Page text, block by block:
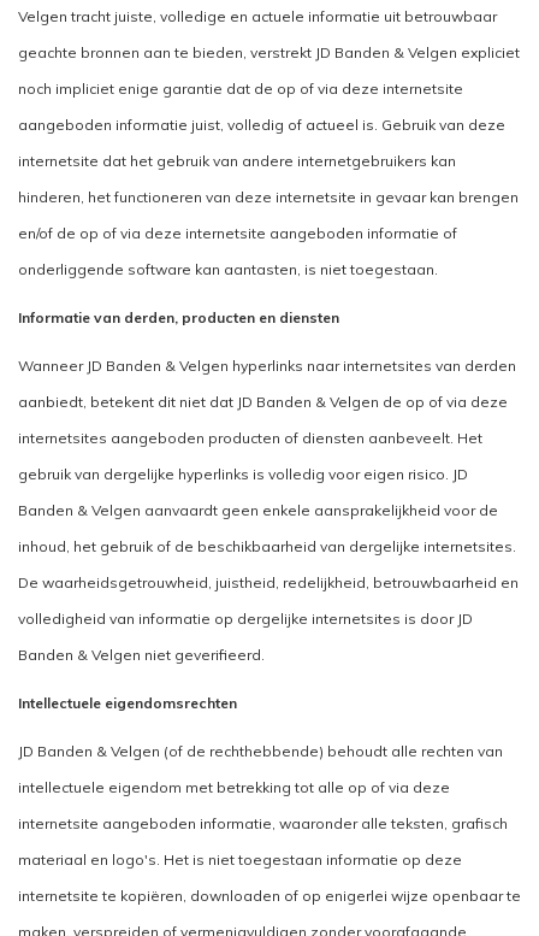
Velgen tracht juiste, volledige en actuele informatie uit betrouwbaar
geachte bronnen aan te bieden, verstrekt JD Banden & Velgen expliciet
noch impliciet enige garantie dat de op of via deze internetsite
aangeboden informatie juist, volledig of actueel is. Gebruik van deze
internetsite dat het gebruik van andere internetgebruikers kan
hinderen, het functioneren van deze internetsite in gevaar kan brengen
en/of de op of via deze internetsite aangeboden informatie of
onderliggende software kan aantasten, is niet toegestaan.
Informatie van derden, producten en diensten
Wanneer JD Banden & Velgen hyperlinks naar internetsites van derden
aanbiedt, betekent dit niet dat JD Banden & Velgen de op of via deze
internetsites aangeboden producten of diensten aanbeveelt. Het
gebruik van dergelijke hyperlinks is volledig voor eigen risico. JD
Banden & Velgen aanvaardt geen enkele aansprakelijkheid voor de
inhoud, het gebruik of de beschikbaarheid van dergelijke internetsites.
De waarheidsgetrouwheid, juistheid, redelijkheid, betrouwbaarheid en
volledigheid van informatie op dergelijke internetsites is door JD
Banden & Velgen niet geverifieerd.
Intellectuele eigendomsrechten
JD Banden & Velgen (of de rechthebbende) behoudt alle rechten van
intellectuele eigendom met betrekking tot alle op of via deze
internetsite aangeboden informatie, waaronder alle teksten, grafisch
materiaal en logo's. Het is niet toegestaan informatie op deze
internetsite te kopiëren, downloaden of op enigerlei wijze openbaar te
maken, verspreiden of vermenigvuldigen zonder voorafgaande